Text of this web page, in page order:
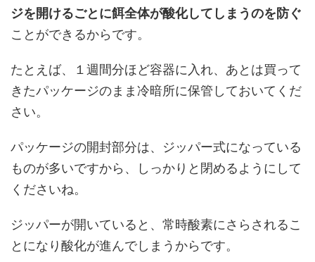
ジを開けるごとに餌全体が酸化してしまうのを防ぐ
ことができるからです。
たとえば、１週間分ほど容器に入れ、あとは買って
きたパッケージのまま冷暗所に保管しておいてくだ
さい。
パッケージの開封部分は、ジッパー式になっている
ものが多いですから、しっかりと閉めるようにして
くださいね。
ジッパーが開いていると、常時酸素にさらされるこ
とになり酸化が進んでしまうからです。